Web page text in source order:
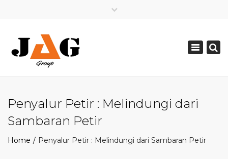
Toggle
Penyalur Petir : Melindungi dari
Sambaran Petir
Home Penyalur Petir : Melindungi dari Sambaran Petir